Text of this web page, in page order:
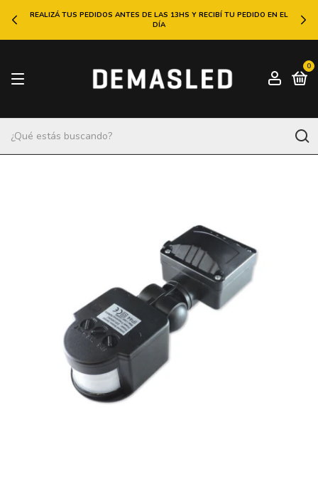
REALIZÁ TUS PEDIDOS ANTES DE LAS 13HS Y RECIBÍ TU PEDIDO EN EL
DÍA
0